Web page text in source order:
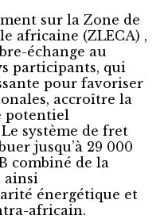
sur la Zone de
africaine (ZLECA) ,
échange au
participants, qui
pour favoriser
accroître la
potentiel
système de fret
jusqu’à 29 000
combiné de la
ainsi
énergétique et
africain.